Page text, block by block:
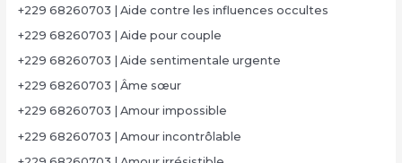
+229 68260703 | Aide contre les influences occultes
+229 68260703 | Aide pour couple
+229 68260703 | Aide sentimentale urgente
+229 68260703 | Âme sœur
+229 68260703 | Amour impossible
+229 68260703 | Amour incontrôlable